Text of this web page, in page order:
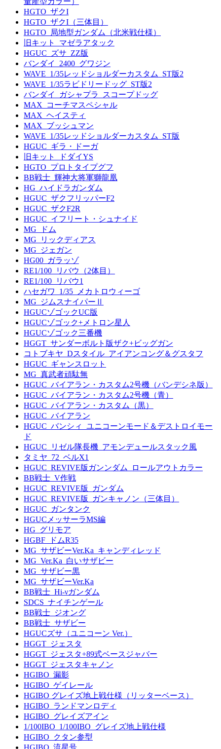
HGTO_ザクI
HGTO_ザクI（三体目）
HGTO_局地型ガンダム（北米戦仕様）
旧キット_マゼラアタック
HGUC_ズサ_ZZ版
バンダイ_2400_グワジン
WAVE_1/35レッドショルダーカスタム_ST版2
WAVE_1/35ラビドリードッグ_ST版2
バンダイ_ガシャプラ_スコープドッグ
MAX_コーチマスペシャル
MAX_ヘイスティ
MAX_ブッシュマン
WAVE_1/35レッドショルダーカスタム_ST版
HGUC_ギラ・ドーガ
旧キット_ドダイYS
HGTO_プロトタイプグフ
BB戦士_輝神大将軍獅龍凰
HG_ハイドラガンダム
HGUC_ザクフリッパーF2
HGUC_ザクF2R
HGUC_イフリート・シュナイド
MG_ドム
MG_リックディアス
MG_ジェガン
HG00_ガラッゾ
RE1/100_リバウ（2体目）
RE1/100_リバウ1
ハセガワ_1/35_メカトロウィーゴ
MG_ジムスナイパーⅡ
HGUCゾゴックUC版
HGUCゾゴック+メトロン星人
HGUCゾゴック三番機
HGGT_サンダーボルト版ザク+ビッグガン
コトブキヤ_Dスタイル_アイアンコング＆グスタフ
HGUC_ギャンスロット
MG_真武者頑駄無
HGUC_バイアラン・カスタム2号機（バンデシネ版）
HGUC_バイアラン・カスタム2号機（青）
HGUC_バイアラン・カスタム（黒）
HGUC_バイアラン
HGUC_バンシィ_ユニコーンモード＆デストロイモー
ド
HGUC_リゼル隊長機_アモンデュールスタック風
タミヤ_72_ベルX1
HGUC_REVIVE版ガンンダム_ロールアウトカラー
BB戦士_V作戦
HGUC_REVIVE版_ガンダム
HGUC_REVIVE版_ガンキャノン（三体目）
HGUC_ガンタンク
HGUCメッサーラMS編
HG_グリモア
HGBF_ドムR35
MG_サザビーVer.Ka_キャンディレッド
MG_Ver.Ka_白いサザビー
MG_サザビー黒
MG_サザビーVer.Ka
BB戦士_Hi-νガンダム
SDCS_ナイチンゲール
BB戦士_ジオング
BB戦士_サザビー
HGUCズサ（ユニコーン Ver.）
HGGT_ジェスタ
HGGT_ジェスタ+89式ベースジャバー
HGGT_ジェスタキャノン
HGIBO_漏影
HGIBO_ゲイレール
HGIBO グレイズ地上戦仕様（リッターベース）
HGIBO_ランドマンロディ
HGIBO_グレイズアイン
1/100IBO_1/100IBO_グレイズ地上戦仕様
HGIBO_クタン参型